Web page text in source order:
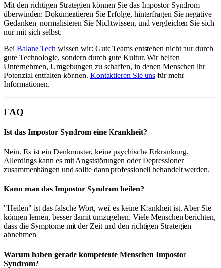
Mit den richtigen Strategien können Sie das Impostor Syndrom
überwinden: Dokumentieren Sie Erfolge, hinterfragen Sie negative
Gedanken, normalisieren Sie Nichtwissen, und vergleichen Sie sich
nur mit sich selbst.
Bei Balane Tech wissen wir: Gute Teams entstehen nicht nur durch
gute Technologie, sondern durch gute Kultur. Wir helfen
Unternehmen, Umgebungen zu schaffen, in denen Menschen ihr
Potenzial entfalten können. Kontaktieren Sie uns für mehr
Informationen.
FAQ
Ist das Impostor Syndrom eine Krankheit?
Nein. Es ist ein Denkmuster, keine psychische Erkrankung.
Allerdings kann es mit Angststörungen oder Depressionen
zusammenhängen und sollte dann professionell behandelt werden.
Kann man das Impostor Syndrom heilen?
"Heilen" ist das falsche Wort, weil es keine Krankheit ist. Aber Sie
können lernen, besser damit umzugehen. Viele Menschen berichten,
dass die Symptome mit der Zeit und den richtigen Strategien
abnehmen.
Warum haben gerade kompetente Menschen Impostor
Syndrom?